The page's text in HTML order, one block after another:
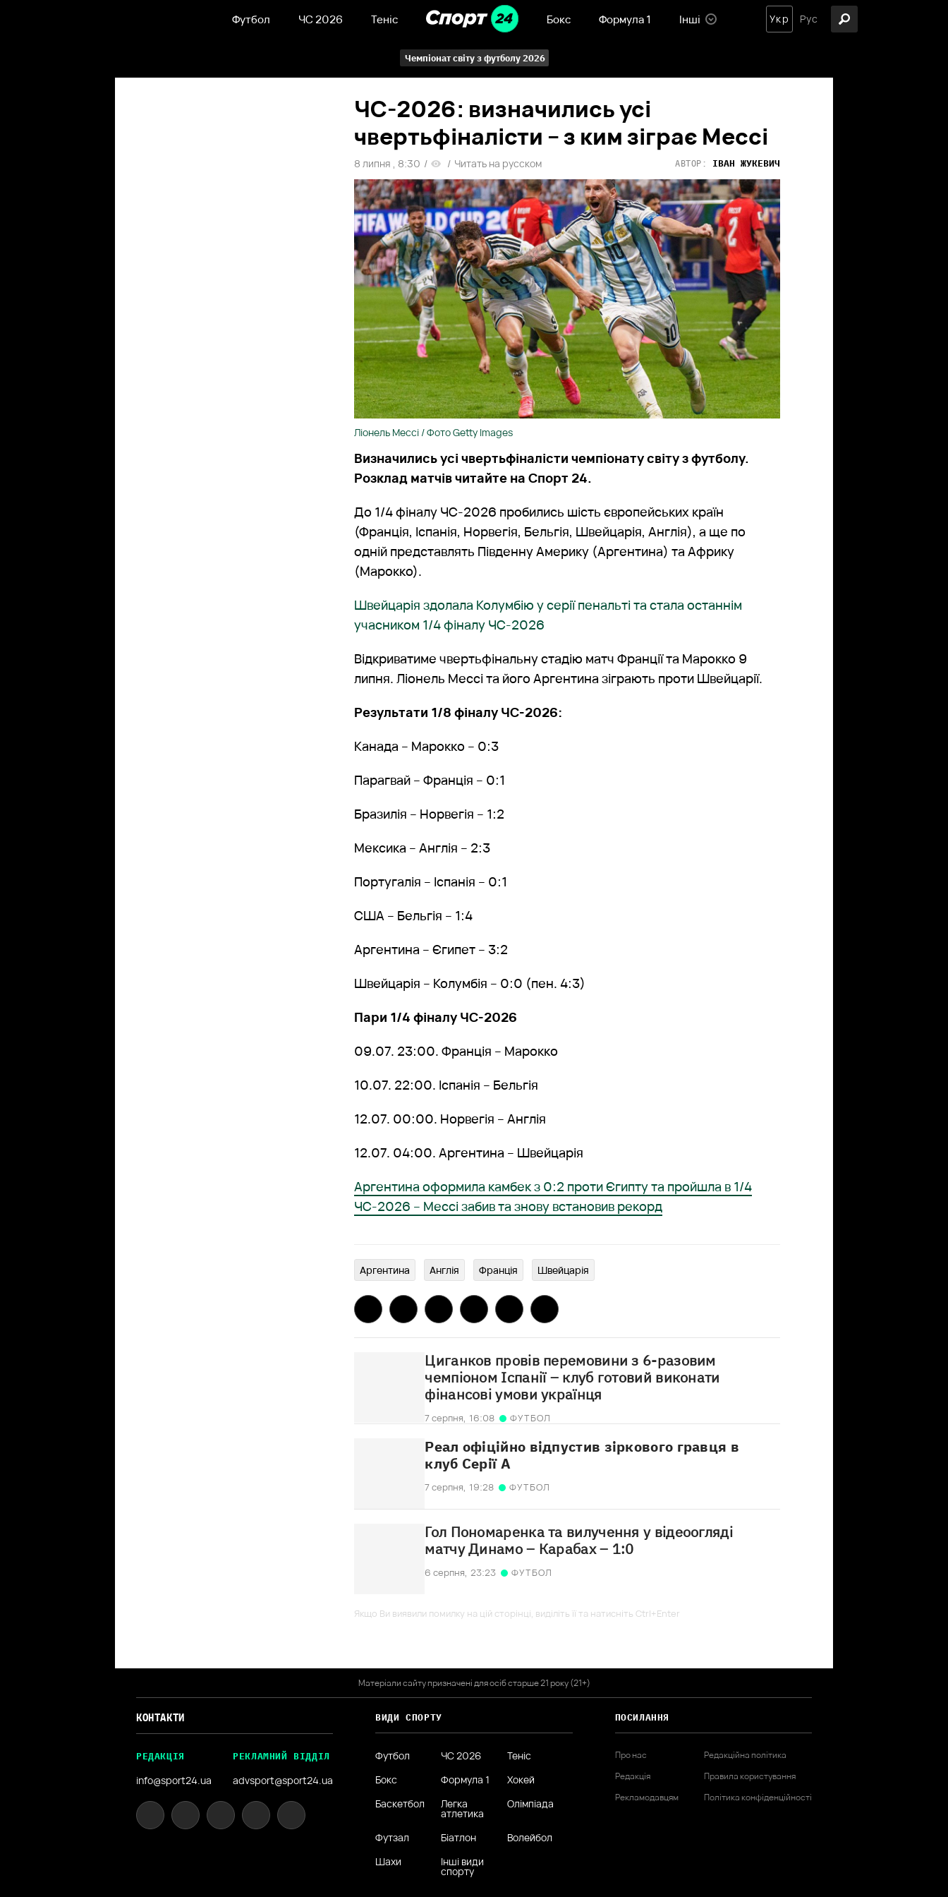
Футбол ЧС 2026 Теніс Бокс Формула 1 Інші Укр Рус
Чемпіонат світу з футболу 2026
ЧС-2026: визначились усі
чвертьфіналісти – з ким зіграє Мессі
8 липня , 8:30 / / Читать на русском АВТОР: ІВАН ЖУКЕВИЧ
Ліонель Мессі / Фото Getty Images
Визначились усі чвертьфіналісти чемпіонату світу з футболу.
Розклад матчів читайте на Спорт 24.
До 1/4 фіналу ЧС-2026 пробились шість європейських країн
(Франція, Іспанія, Норвегія, Бельгія, Швейцарія, Англія), а ще по
одній представлять Південну Америку (Аргентина) та Африку
(Марокко).
Швейцарія здолала Колумбію у серії пенальті та стала останнім
учасником 1/4 фіналу ЧС-2026
Відкриватиме чвертьфінальну стадію матч Франції та Марокко 9
липня. Ліонель Мессі та його Аргентина зіграють проти Швейцарії.
Результати 1/8 фіналу ЧС-2026:
Канада – Марокко – 0:3
Парагвай – Франція – 0:1
Бразилія – Норвегія – 1:2
Мексика – Англія – 2:3
Португалія – Іспанія – 0:1
США – Бельгія – 1:4
Аргентина – Єгипет – 3:2
Швейцарія – Колумбія – 0:0 (пен. 4:3)
Пари 1/4 фіналу ЧС-2026
09.07. 23:00. Франція – Марокко
10.07. 22:00. Іспанія – Бельгія
12.07. 00:00. Норвегія – Англія
12.07. 04:00. Аргентина – Швейцарія
Аргентина оформила камбек з 0:2 проти Єгипту та пройшла в 1/4
ЧС-2026 – Мессі забив та знову встановив рекорд
Аргентина Англія Франція Швейцарія
Циганков провів перемовини з 6-разовим
чемпіоном Іспанії – клуб готовий виконати
фінансові умови українця
7 серпня, 16:08 ФУТБОЛ
Реал офіційно відпустив зіркового гравця в
клуб Серії А
7 серпня, 19:28 ФУТБОЛ
Гол Пономаренка та вилучення у відеоогляді
матчу Динамо – Карабах – 1:0
6 серпня, 23:23 ФУТБОЛ
Якщо Ви виявили помилку на цій сторінці, виділіть її та натисніть Ctrl+Enter
Матеріали сайту призначені для осіб старше 21 року (21+)
КОНТАКТИ
РЕДАКЦІЯ
info@sport24.ua
РЕКЛАМНИЙ ВІДДІЛ
advsport@sport24.ua
ВИДИ СПОРТУ
Футбол ЧС 2026
Теніс
Бокс
Формула 1
Хокей
Баскетбол
Легка
атлетика
Олімпіада
Футзал Біатлон
Волейбол
Шахи
Інші види
спорту
ПОСИЛАННЯ
Про нас
Редакція
Рекламодавцям
Редакційна політика
Правила користування
Політика конфіденційності